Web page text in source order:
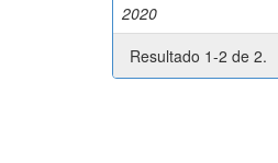
2020
Resultado 1-2 de 2.